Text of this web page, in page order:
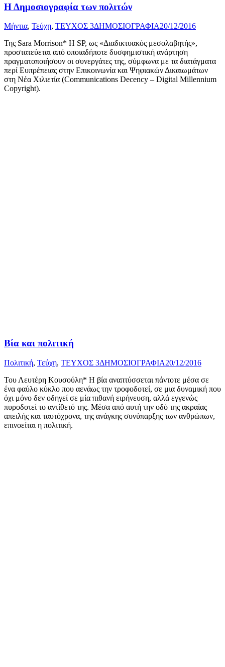
Η Δημοσιογραφία των πολιτών
Μήντια, Τεύχη, ΤΕΥΧΟΣ 3ΔΗΜΟΣΙΟΓΡΑΦΙΑ20/12/2016
Της Sara Morrison* Η SP, ως «Διαδικτυακός μεσολαβητής»,
προστατεύεται από οποιαδήποτε δυσφημιστική ανάρτηση
πραγματοποιήσουν οι συνεργάτες της, σύμφωνα με τα διατάγματα
περί Ευπρέπειας στην Επικοινωνία και Ψηφιακών Δικαιωμάτων
στη Νέα Χιλιετία (Communications Decency – Digital Millennium
Copyright).
Βία και πολιτική
Πολιτική, Τεύχη, ΤΕΥΧΟΣ 3ΔΗΜΟΣΙΟΓΡΑΦΙΑ20/12/2016
Του Λευτέρη Κουσούλη* Η βία αναπτύσσεται πάντοτε μέσα σε
ένα φαύλο κύκλο που αενάως την τροφοδοτεί, σε μια δυναμική που
όχι μόνο δεν οδηγεί σε μία πιθανή ειρήνευση, αλλά εγγενώς
πυροδοτεί το αντίθετό της. Μέσα από αυτή την οδό της ακραίας
απειλής και ταυτόχρονα, της ανάγκης συνύπαρξης των ανθρώπων,
επινοείται η πολιτική.